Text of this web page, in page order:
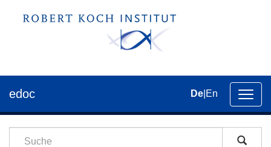
der
edoc De En